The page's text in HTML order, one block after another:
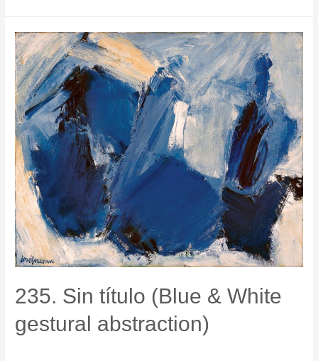
235. Sin título (Blue & White
gestural abstraction)